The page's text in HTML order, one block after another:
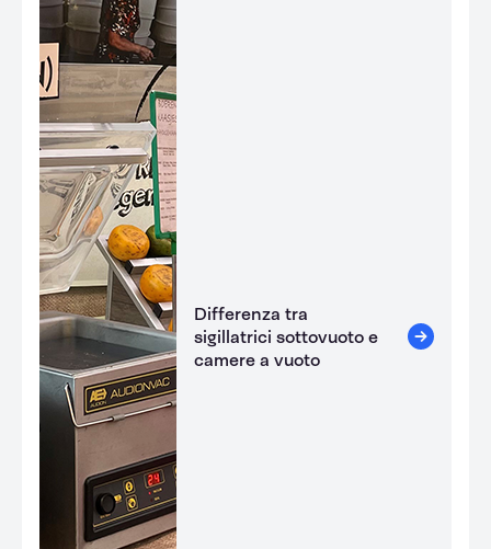
Differenza tra
sigillatrici sottovuoto e
camere a vuoto